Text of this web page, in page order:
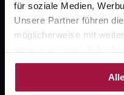
für soziale Medien,
Unsere Partner führen
möglicherweise mit
Nutzung der Dienste
Newsletter
PAYBACK